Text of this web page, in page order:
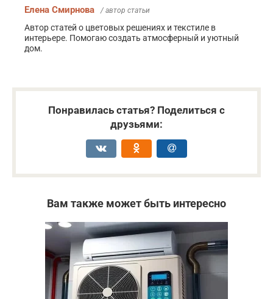
Елена Смирнова / автор статьи
Автор статей о цветовых решениях и текстиле в
интерьере. Помогаю создать атмосферный и уютный
дом.
Понравилась статья? Поделиться с
друзьями:
Вам также может быть интересно